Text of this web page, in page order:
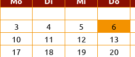
3
4 5 6
10
11 12 13
17
18 19 20